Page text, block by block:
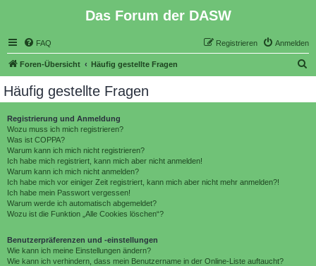
Das Forum der DASW
FAQ Anmelden
Registrieren
Foren-Übersicht Häufig gestellte Fragen
Häufig gestellte Fragen
Registrierung und Anmeldung
Wozu muss ich mich registrieren?
Was ist COPPA?
Warum kann ich mich nicht registrieren?
Ich habe mich registriert, kann mich aber nicht anmelden!
Warum kann ich mich nicht anmelden?
Ich habe mich vor einiger Zeit registriert, kann mich aber nicht mehr anmelden?!
Ich habe mein Passwort vergessen!
Warum werde ich automatisch abgemeldet?
Wozu ist die Funktion „Alle Cookies löschen“?
Benutzerpräferenzen und -einstellungen
Wie kann ich meine Einstellungen ändern?
Wie kann ich verhindern, dass mein Benutzername in der Online-Liste auftaucht?